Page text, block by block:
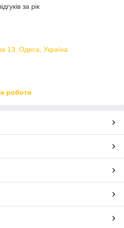
за рік
13, Одеса, Україна
роботи